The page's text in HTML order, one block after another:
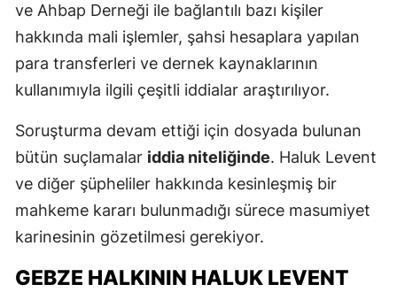
ve Ahbap Derneği ile bağlantılı bazı kişiler
hakkında mali işlemler, şahsi hesaplara yapılan
para transferleri ve dernek kaynaklarının
kullanımıyla ilgili çeşitli iddialar araştırılıyor.
Soruşturma devam ettiği için dosyada bulunan
bütün suçlamalar iddia niteliğinde. Haluk Levent
ve diğer şüpheliler hakkında kesinleşmiş bir
mahkeme kararı bulunmadığı sürece masumiyet
karinesinin gözetilmesi gerekiyor.
GEBZE HALKININ HALUK LEVENT